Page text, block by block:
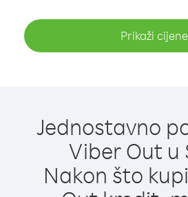
Prikaži cijene
Jednostavno
Viber Out u
Nakon što